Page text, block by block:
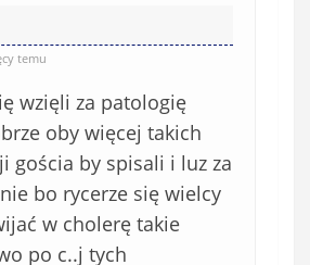
temu
wzięli za patologię
oby więcej takich
gościa by spisali i luz za
bo rycerze się wielcy
w cholerę takie
po c..j tych